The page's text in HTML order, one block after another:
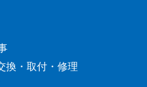
換・取付・修理